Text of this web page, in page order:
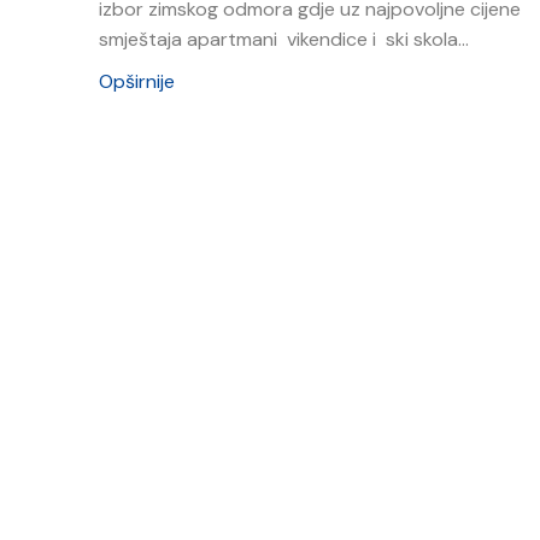
izbor zimskog odmora gdje uz najpovoljne cijene
smještaja apartmani vikendice i ski skola...
Opširnije